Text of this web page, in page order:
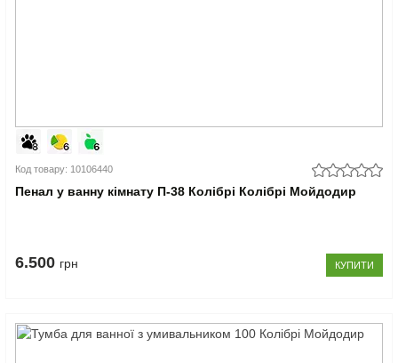
Код товару: 10106440
Пенал у ванну кімнату П-38 Колібрі Колібрі Мойдодир
6.500 грн КУПИТИ